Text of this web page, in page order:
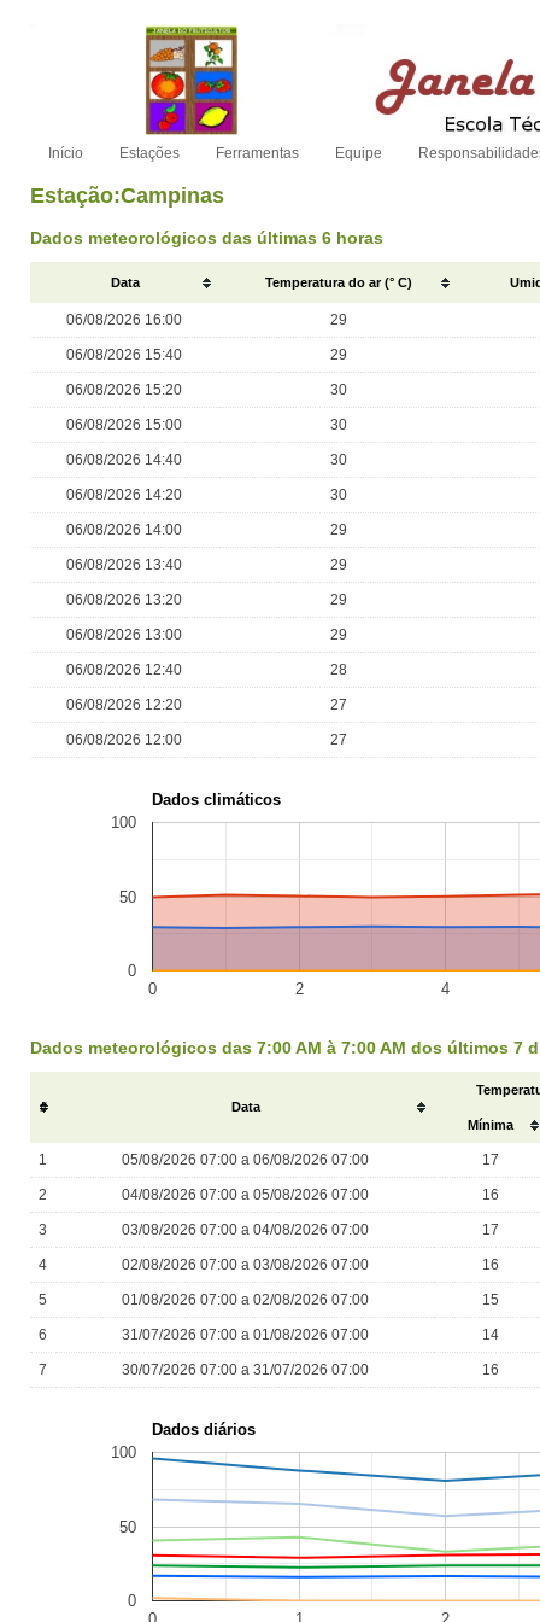
Início Estações Ferramentas Equipe
Estação:Campinas
Dados meteorológicos das últimas 6 horas
Data Temperatura do ar (° C)
06/08/2026 16:00 29
06/08/2026 15:40 29
06/08/2026 15:20 30
06/08/2026 15:00 30
06/08/2026 14:40 30
06/08/2026 14:20 30
06/08/2026 14:00 29
06/08/2026 13:40 29
06/08/2026 13:20 29
06/08/2026 13:00 29
06/08/2026 12:40 28
06/08/2026 12:20 27
06/08/2026 12:00 27
Dados climáticos
0 2 4
0
50
100
Dados meteorológicos das 7:00 AM à 7:00 AM dos últimos 7
# Data
Mínima
1 05/08/2026 07:00 a 06/08/2026 07:00 17
2 04/08/2026 07:00 a 05/08/2026 07:00 16
3 03/08/2026 07:00 a 04/08/2026 07:00 17
4 02/08/2026 07:00 a 03/08/2026 07:00 16
5 01/08/2026 07:00 a 02/08/2026 07:00 15
6 31/07/2026 07:00 a 01/08/2026 07:00 14
7 30/07/2026 07:00 a 31/07/2026 07:00 16
Dados diários
0
50
100